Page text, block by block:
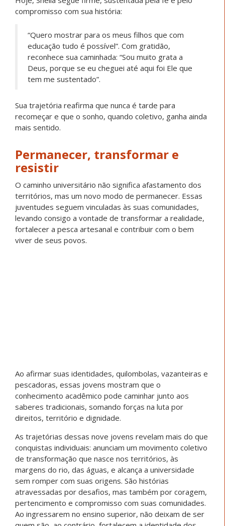
Facebook
WhatsApp
Categorias:
Povos indígenas
Quilombolas
Movimento popular
Geral
Últimas notícias:
construção de aterro sanitário nas
proximidades de Comunidades
Quilombolas
Chegaram as Cestas Afroecológicas dos Quilombos do
Rio Doce de Dia dos Pais!
Comitivas quilombolas: pela
promoção de direitos vão começar
em agosto. Faça sua inscrição